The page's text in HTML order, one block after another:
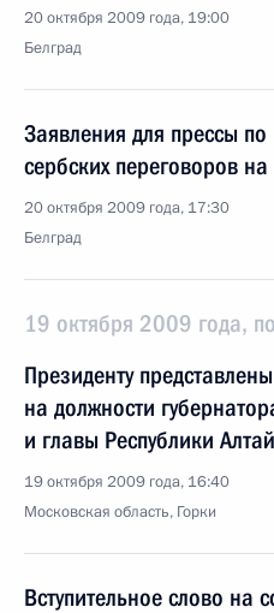
20 октября 2009 года, 19:00
Белград
Заявления для прессы
сербских переговоров
20 октября 2009 года, 17:30
Белград
19 октября 2009 года,
Президенту
на должности
и главы Республики Алтай
19 октября 2009 года, 16:40
Московская область, Горки
Вступительное слово на